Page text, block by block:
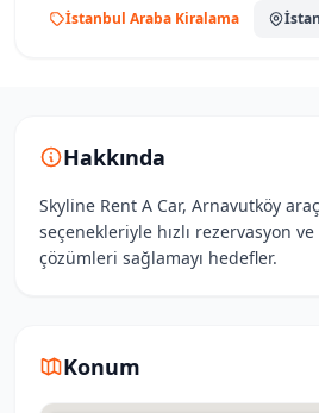
İstanbul Araba Kiralama
Hakkında
Skyli̇ne Rent A Car, Arnavutköy
seçenekleriyle hızlı rezervasyon
çözümleri sağlamayı hedefler.
Konum